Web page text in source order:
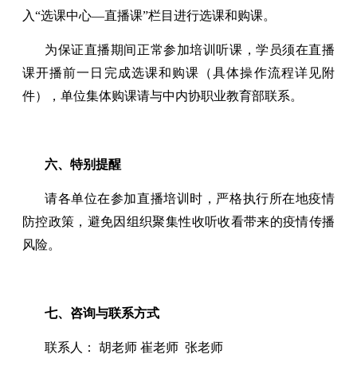
入“选课中心—直播课”栏目进行选课和购课。
为保证直播期间正常参加培训听课，学员须在直播
课开播前一日完成选课和购课（具体操作流程详见附
件），单位集体购课请与中内协职业教育部联系。
六、特别提醒
请各单位在参加直播培训时，严格执行所在地疫情
防控政策，避免因组织聚集性收听收看带来的疫情传播
风险。
七、咨询与联系方式
联系人： 胡老师 崔老师 张老师